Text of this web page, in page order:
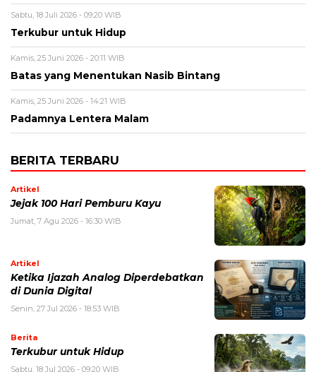
Sabtu, 18 Juli 2026 - 09:20 WIB
Terkubur untuk Hidup
Kamis, 25 Juni 2026 - 20:11 WIB
Batas yang Menentukan Nasib Bintang
Kamis, 25 Juni 2026 - 14:21 WIB
Padamnya Lentera Malam
BERITA TERBARU
Artikel
Jejak 100 Hari Pemburu Kayu
Jumat, 7 Agu 2026 - 16:30 WIB
Artikel
Ketika Ijazah Analog Diperdebatkan
di Dunia Digital
Senin, 27 Jul 2026 - 18:53 WIB
Berita
Terkubur untuk Hidup
Sabtu, 18 Jul 2026 - 09:20 WIB